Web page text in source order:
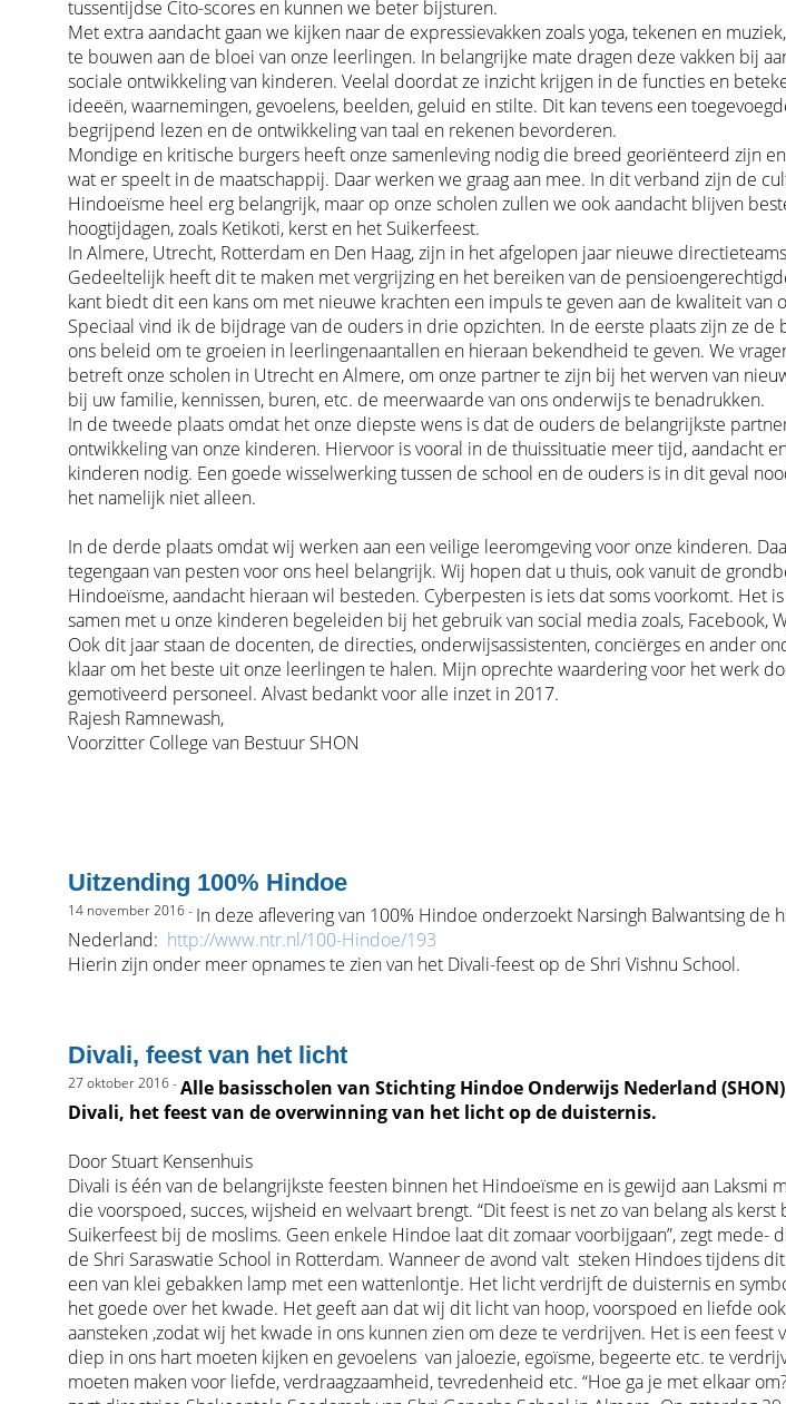
tussentijdse Cito-scores en kunnen we beter bijsturen.
Met extra aandacht gaan we kijken naar de expressievakken zoals yoga, tekenen en
te bouwen aan de bloei van onze leerlingen. In belangrijke mate dragen deze vakken bij
sociale ontwikkeling van kinderen. Veelal doordat ze inzicht krijgen in de functies en
ideeën, waarnemingen, gevoelens, beelden, geluid en stilte. Dit kan tevens een
begrijpend lezen en de ontwikkeling van taal en rekenen bevorderen.
Mondige en kritische burgers heeft onze samenleving nodig die breed georiënteerd zijn
wat er speelt in de maatschappij. Daar werken we graag aan mee. In dit verband zijn de
Hindoeïsme heel erg belangrijk, maar op onze scholen zullen we ook aandacht blijven
hoogtijdagen, zoals Ketikoti, kerst en het Suikerfeest.
In Almere, Utrecht, Rotterdam en Den Haag, zijn in het afgelopen jaar nieuwe
Gedeeltelijk heeft dit te maken met vergrijzing en het bereiken van de
kant biedt dit een kans om met nieuwe krachten een impuls te geven aan de kwaliteit van
Speciaal vind ik de bijdrage van de ouders in drie opzichten. In de eerste plaats zijn ze de
ons beleid om te groeien in leerlingenaantallen en hieraan bekendheid te geven. We
betreft onze scholen in Utrecht en Almere, om onze partner te zijn bij het werven van
bij uw familie, kennissen, buren, etc. de meerwaarde van ons onderwijs te benadrukken.
In de tweede plaats omdat het onze diepste wens is dat de ouders de belangrijkste
ontwikkeling van onze kinderen. Hiervoor is vooral in de thuissituatie meer tijd, aandacht
kinderen nodig. Een goede wisselwerking tussen de school en de ouders is in dit geval
het namelijk niet alleen.
In de derde plaats omdat wij werken aan een veilige leeromgeving voor onze kinderen.
tegengaan van pesten voor ons heel belangrijk. Wij hopen dat u thuis, ook vanuit de
Hindoeïsme, aandacht hieraan wil besteden. Cyberpesten is iets dat soms voorkomt. Het
samen met u onze kinderen begeleiden bij het gebruik van social media zoals, Facebook,
Ook dit jaar staan de docenten, de directies, onderwijsassistenten, conciërges en ander
klaar om het beste uit onze leerlingen te halen. Mijn oprechte waardering voor het werk
gemotiveerd personeel. Alvast bedankt voor alle inzet in 2017.
Rajesh Ramnewash,
Voorzitter College van Bestuur SHON
Uitzending 100% Hindoe
14 november 2016 - In deze aflevering van 100% Hindoe onderzoekt Narsingh Balwantsing de
Nederland: http://www.ntr.nl/100-Hindoe/193
Hierin zijn onder meer opnames te zien van het Divali-feest op de Shri Vishnu School.
Divali, feest van het licht
27 oktober 2016 -Alle basisscholen van Stichting Hindoe Onderwijs Nederland
Divali, het feest van de overwinning van het licht op de duisternis.
Door Stuart Kensenhuis
Divali is één van de belangrijkste feesten binnen het Hindoeïsme en is gewijd aan Laksmi
die voorspoed, succes, wijsheid en welvaart brengt. “Dit feest is net zo van belang als
Suikerfeest bij de moslims. Geen enkele Hindoe laat dit zomaar voorbijgaan”, zegt mede-
de Shri Saraswatie School in Rotterdam. Wanneer de avond valt steken Hindoes tijdens
een van klei gebakken lamp met een wattenlontje. Het licht verdrijft de duisternis en
het goede over het kwade. Het geeft aan dat wij dit licht van hoop, voorspoed en liefde
aansteken ,zodat wij het kwade in ons kunnen zien om deze te verdrijven. Het is een feest
diep in ons hart moeten kijken en gevoelens van jaloezie, egoïsme, begeerte etc. te
moeten maken voor liefde, verdraagzaamheid, tevredenheid etc. “Hoe ga je met elkaar